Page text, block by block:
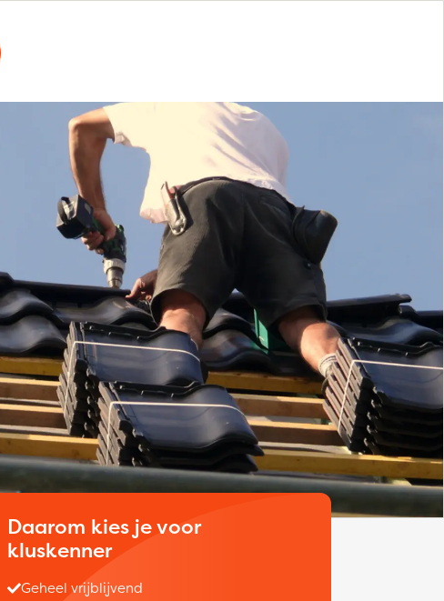
Daarom kies je voor
kluskenner
Geheel vrijblijvend